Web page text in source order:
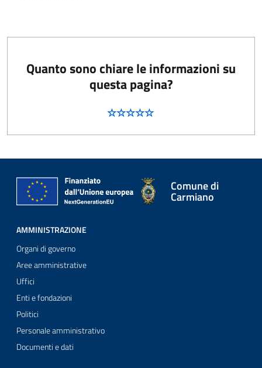
Quanto sono chiare le informazioni su
questa pagina?
Comune di
Carmiano
AMMINISTRAZIONE
Organi di governo
Aree amministrative
Uffici
Enti e fondazioni
Politici
Personale amministrativo
Documenti e dati